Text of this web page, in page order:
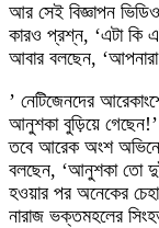
আর সেই বিজ্ঞাপন
কারও প্রশ্ন, ‘এটা কি
আবার বলছেন, ‘আপনারা
’ নেটিজেনদের
আনুশকা বুড়িয়ে
তবে আরেক অংশ
বলছেন, ‘আনুশকা তো
হওয়ার পর অনেকের
নারাজ ভক্তমহলের